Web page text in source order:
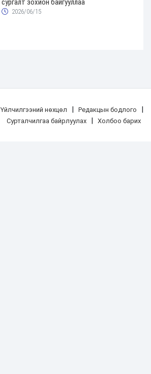
сургалт зохион байгууллаа
2026/06/15
Үйлчилгээний нөхцөл | Редакцын бодлого |
Сурталчилгаа байрлуулах | Холбоо барих